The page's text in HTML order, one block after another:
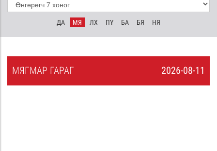
ДА МЯ ЛХ ПҮ БА БЯ НЯ
2026-08-11
МЯГМАР ГАРАГ